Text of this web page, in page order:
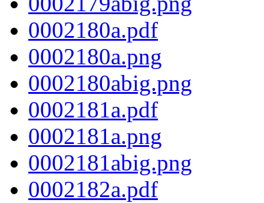
0002180a.pdf
0002180a.png
0002180abig.png
0002181a.pdf
0002181a.png
0002181abig.png
0002182a.pdf